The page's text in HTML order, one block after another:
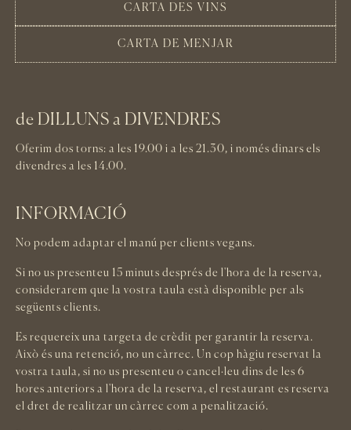
CARTA DES VINS
CARTA DE MENJAR
de DILLUNS a DIVENDRES
Oferim dos torns: a les 19.00 i a les 21.30, i només dinars els
divendres a les 14.00.
INFORMACIÓ
No podem adaptar el manú per clients vegans.
Si no us presenteu 15 minuts després de l'hora de la reserva,
considerarem que la vostra taula està disponible per als
següents clients.
Es requereix una targeta de crèdit per garantir la reserva.
Això és una retenció, no un càrrec. Un cop hàgiu reservat la
vostra taula, si no us presenteu o cancel·leu dins de les 6
hores anteriors a l'hora de la reserva, el restaurant es reserva
el dret de realitzar un càrrec com a penalització.